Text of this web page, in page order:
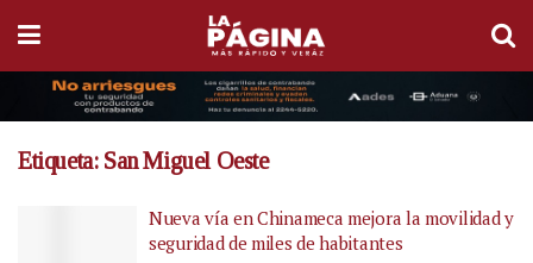
Etiqueta: San Miguel Oeste
Nueva vía en Chinameca mejora la movilidad y
seguridad de miles de habitantes